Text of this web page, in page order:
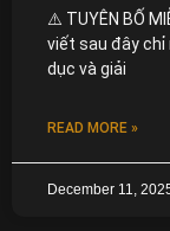
⚠️ TUYÊN BỐ
viết sau đây chỉ
dục và giải
READ MORE »
December 11,